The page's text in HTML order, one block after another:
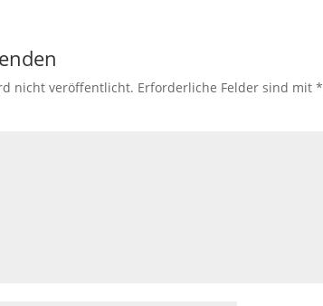
nicht veröffentlicht. Erforderliche Felder sind mit*